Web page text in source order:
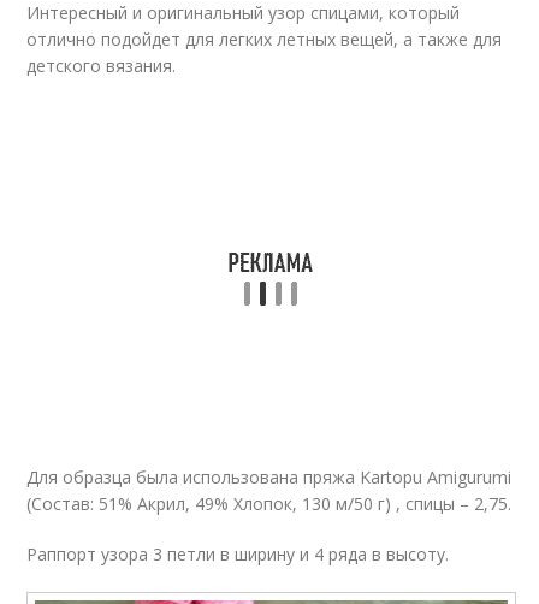
Интересный и оригинальный узор спицами, который
отлично подойдет для легких летных вещей, а также для
детского вязания.
Для образца была использована пряжа Kartopu Amigurumi
(Состав: 51% Акрил, 49% Хлопок, 130 м/50 г) , спицы – 2,75.
Раппорт узора 3 петли в ширину и 4 ряда в высоту.